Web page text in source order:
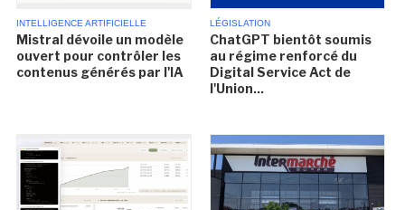
INTELLIGENCE ARTIFICIELLE
Mistral dévoile un modèle
ouvert pour contrôler les
contenus générés par l'IA
LÉGISLATION
ChatGPT bientôt soumis
au régime renforcé du
Digital Service Act de
l'Union...